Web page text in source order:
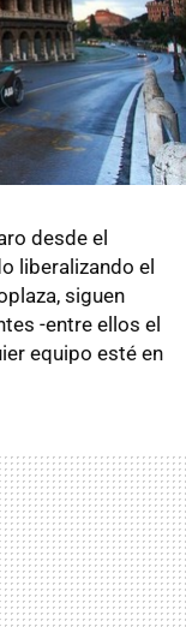
desde el
liberalizando el
siguen
-entre ellos el
equipo esté en